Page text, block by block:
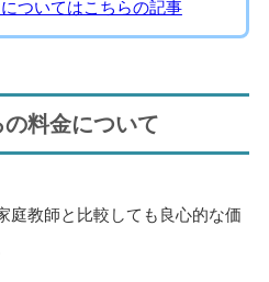
ついてはこちらの記事
料金について
庭教師と比較しても良心的な価